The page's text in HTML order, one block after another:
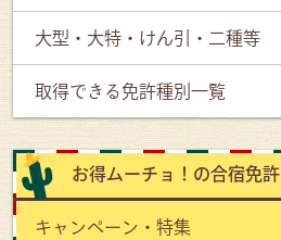
大型・大特・けん引・二種等
取得できる免許種別一覧
お得ムーチョ！の合宿免許
キャンペーン・特集